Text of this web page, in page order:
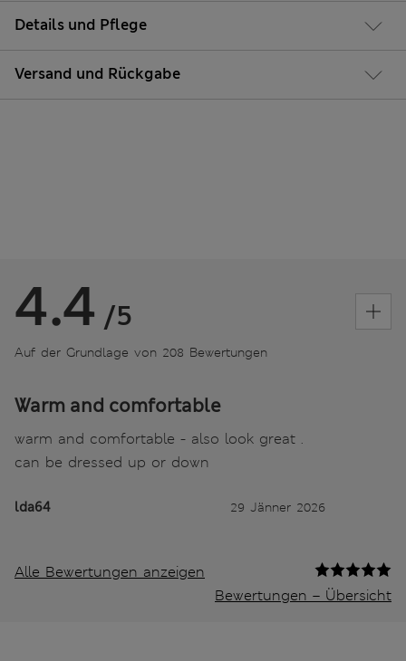
Details und Pflege
Versand und Rückgabe
4.4 /5
Auf der Grundlage von 208 Bewertungen
Warm and comfortable
warm and comfortable - also look great .
can be dressed up or down
lda64 29 Jänner 2026
Alle Bewertungen anzeigen
Bewertungen – Übersicht